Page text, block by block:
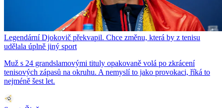
Legendární Djokovič překvapil. Chce změnu, která by z tenisu
udělala úplně jiný sport
Muž s 24 grandslamovými tituly opakovaně volá po zkrácení
tenisových zápasů na okruhu. A nemyslí to jako provokaci, říká to
nejméně šest let.